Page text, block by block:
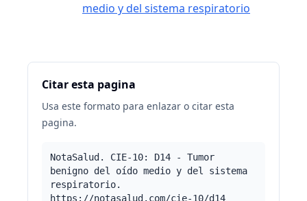
medio y del sistema respiratorio
Citar esta pagina
Usa este formato para enlazar o citar esta
pagina.
NotaSalud. CIE-10: D14 - Tumor
benigno del oído medio y del sistema
respiratorio.
https://notasalud.com/cie-10/d14